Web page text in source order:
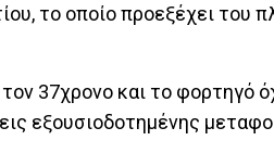
το οποίο προεξέχει του
37χρονο και το φορτηγό
εξουσιοδοτημένης